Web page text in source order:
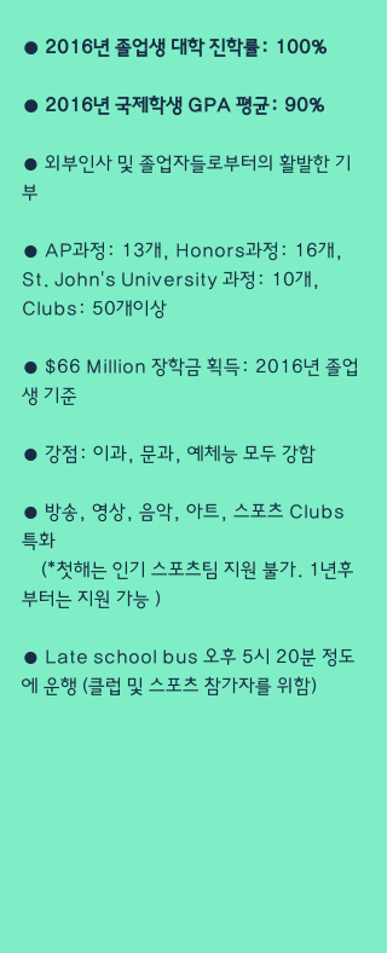
● 2016년 졸업생 대학 진학률: 100%
● 2016년 국제학생 GPA 평균: 90%
● 외부인사 및 졸업자들로부터의 활발한 기
부
● AP과정: 13개, Honors과정: 16개,
St. John's University 과정: 10개,
Clubs: 50개이상
● $66 Million 장학금 획득: 2016년 졸업
생 기준
● 강점: 이과, 문과, 예체능 모두 강함
● 방송, 영상, 음악, 아트, 스포츠 Clubs
특화
부터는 지원 가능 )
● Late school bus 오후 5시 20분 정도
에 운행 (클럽 및 스포츠 참가자를 위함)